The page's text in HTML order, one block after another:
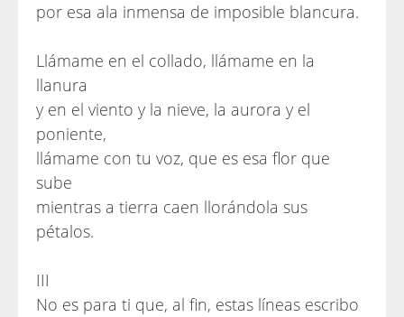
por esa ala inmensa de imposible blancura.
Llámame en el collado, llámame en la
llanura
y en el viento y la nieve, la aurora y el
poniente,
llámame con tu voz, que es esa flor que
sube
mientras a tierra caen llorándola sus
pétalos.
III
No es para ti que, al fin, estas líneas escribo